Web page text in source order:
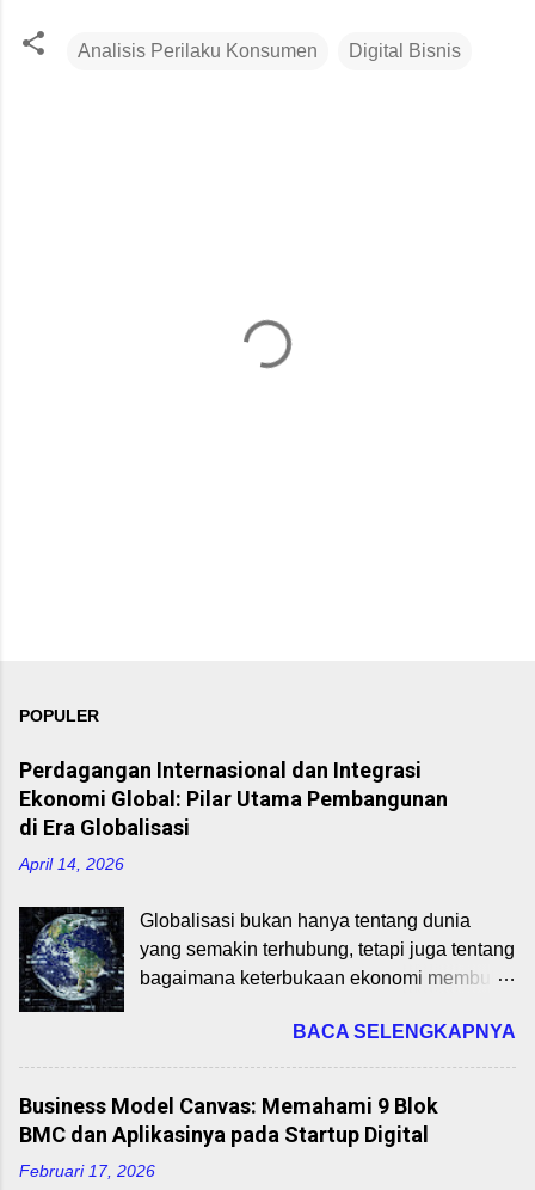
Analisis Perilaku Konsumen Digital Bisnis
POPULER
Perdagangan Internasional dan Integrasi
Ekonomi Global: Pilar Utama Pembangunan
di Era Globalisasi
April 14, 2026
Globalisasi bukan hanya tentang dunia
yang semakin terhubung, tetapi juga tentang
bagaimana keterbukaan ekonomi membuka
Dalam konteks ini, perdagangan
internasional dan integrasi ekonomi global
memainkan peran strategis dalam
mempercepat pertumbuhan ekonomi,
transfer teknologi, dan penciptaan lapangan
kerja. Perdagangan Internasional:
BACA SELENGKAPNYA
Business Model Canvas: Memahami 9 Blok
BMC dan Aplikasinya pada Startup Digital
Februari 17, 2026